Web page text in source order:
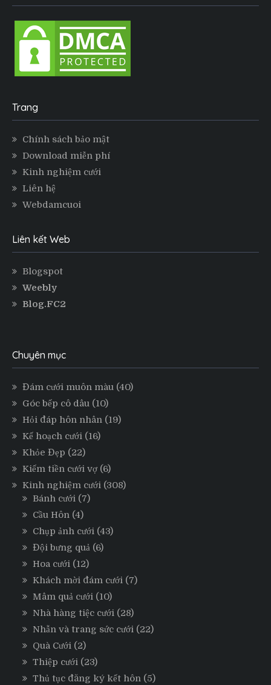
Trang
Chính sách bảo mật
Download miễn phí
Kinh nghiệm cưới
Liên hệ
Webdamcuoi
Liên kết Web
Blogspot
Weebly
Blog.FC2
Chuyên mục
Đám cưới muôn màu (40)
Góc bếp cô dâu (10)
Hỏi đáp hôn nhân (19)
Kế hoạch cưới (16)
Khỏe Đẹp (22)
Kiếm tiền cưới vợ (6)
Kinh nghiệm cưới (308)
Bánh cưới (7)
Cầu Hôn (4)
Chụp ảnh cưới (43)
Đội bưng quả (6)
Hoa cưới (12)
Khách mời đám cưới (7)
Mâm quả cưới (10)
Nhà hàng tiệc cưới (28)
Nhẫn và trang sức cưới (22)
Quà Cưới (2)
Thiệp cưới (23)
Thủ tục đăng ký kết hôn (5)